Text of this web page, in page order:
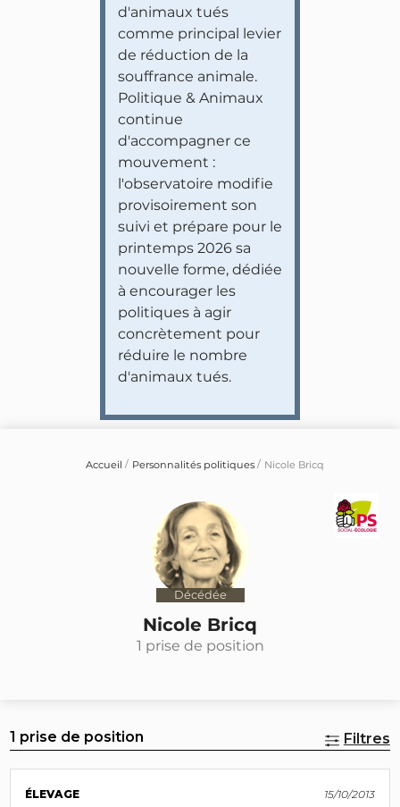
d'animaux tués
comme principal levier
de réduction de la
souffrance animale.
Politique & Animaux
continue
d'accompagner ce
mouvement :
l'observatoire modifie
provisoirement son
suivi et prépare pour le
printemps 2026 sa
nouvelle forme, dédiée
à encourager les
politiques à agir
concrètement pour
réduire le nombre
d'animaux tués.
Accueil Personnalités politiques Nicole Bricq
Décédée
Nicole Bricq
1 prise de position
1 prise de position Filtres
ÉLEVAGE 15/10/2013